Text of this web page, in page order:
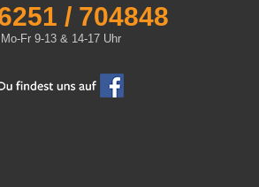
/ 704848
Mo-Fr 9-13 & 14-17 Uhr